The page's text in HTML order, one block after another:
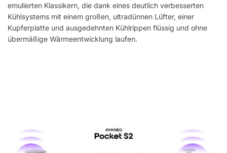
emulierten Klassikern, die dank eines deutlich verbesserten
Kühlsystems mit einem großen, ultradünnen Lüfter, einer
Kupferplatte und ausgedehnten Kühlrippen flüssig und ohne
übermäßige Wärmeentwicklung laufen.